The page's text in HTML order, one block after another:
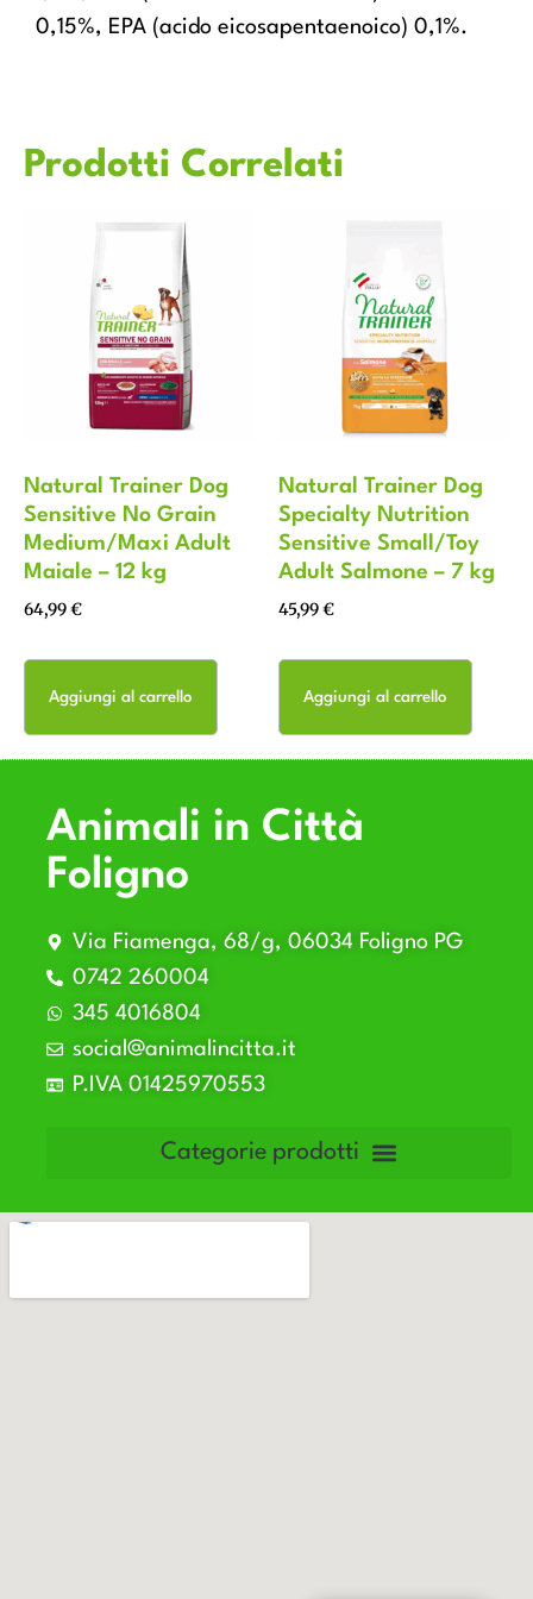
0,15%, EPA (acido eicosapentaenoico) 0,1%.
Prodotti Correlati
Natural Trainer Dog
Sensitive No Grain
Medium/Maxi Adult
Maiale – 12 kg
64,99€
Aggiungi al carrello
Natural Trainer Dog
Specialty Nutrition
Sensitive Small/Toy
Adult Salmone – 7 kg
45,99€
Aggiungi al carrello
Animali in Città
Foligno
Via Fiamenga, 68/g, 06034 Foligno PG
0742 260004
345 4016804
social@animalincitta.it
P.IVA 01425970553